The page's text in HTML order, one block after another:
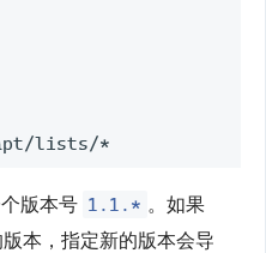
版本号 1.1.* 。如果
本，指定新的版本会导